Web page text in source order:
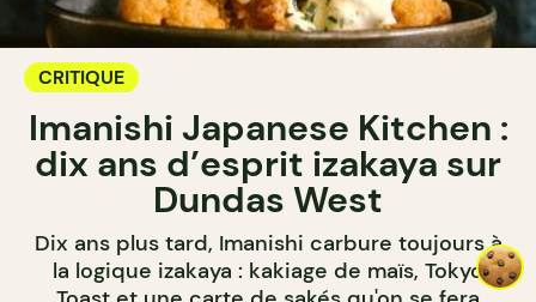
CRITIQUE
Imanishi Japanese Kitchen :
dix ans d’esprit izakaya sur
Dundas West
Dix ans plus tard, Imanishi carbure toujours à
la logique izakaya : kakiage de maïs, Tokyo